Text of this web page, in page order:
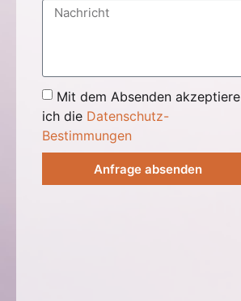
Mit dem Absenden akzeptiere
ich die Datenschutz-
Bestimmungen
Anfrage absenden